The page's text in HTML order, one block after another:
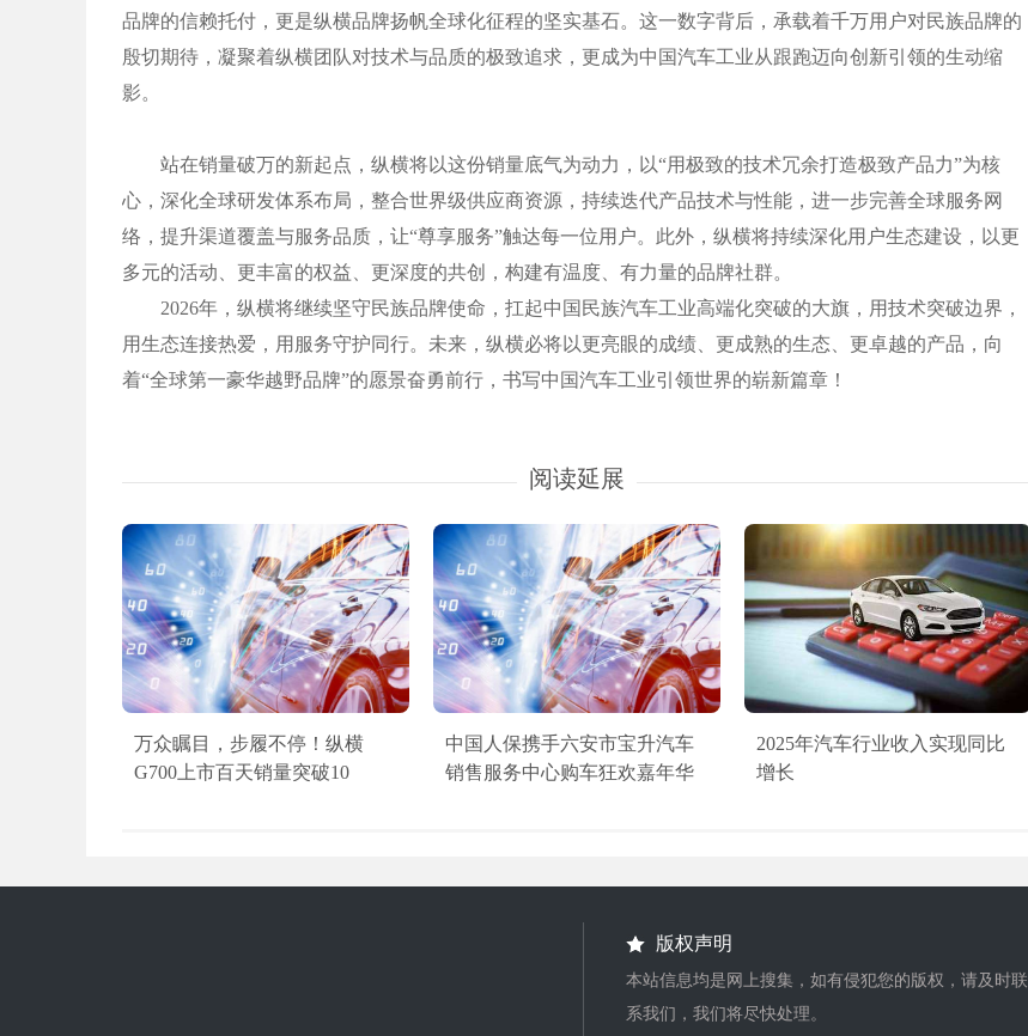
品牌的信赖托付，更是纵横品牌扬帆全球化征程的坚实基石。这一数字背后，承载着千万用户对民族品牌的
殷切期待，凝聚着纵横团队对技术与品质的极致追求，更成为中国汽车工业从跟跑迈向创新引领的生动缩
影。
站在销量破万的新起点，纵横将以这份销量底气为动力，以“用极致的技术冗余打造极致产品力”为核
心，深化全球研发体系布局，整合世界级供应商资源，持续迭代产品技术与性能，进一步完善全球服务网
络，提升渠道覆盖与服务品质，让“尊享服务”触达每一位用户。此外，纵横将持续深化用户生态建设，以更
多元的活动、更丰富的权益、更深度的共创，构建有温度、有力量的品牌社群。
2026年，纵横将继续坚守民族品牌使命，扛起中国民族汽车工业高端化突破的大旗，用技术突破边界，
用生态连接热爱，用服务守护同行。未来，纵横必将以更亮眼的成绩、更成熟的生态、更卓越的产品，向
着“全球第一豪华越野品牌”的愿景奋勇前行，书写中国汽车工业引领世界的崭新篇章！
阅读延展
万众瞩目，步履不停！纵横
G700上市百天销量突破10
中国人保携手六安市宝升汽车
销售服务中心购车狂欢嘉年华
2025年汽车行业收入实现同比
增长
版权声明
本站信息均是网上搜集，如有侵犯您的版权，请及时联
系我们，我们将尽快处理。